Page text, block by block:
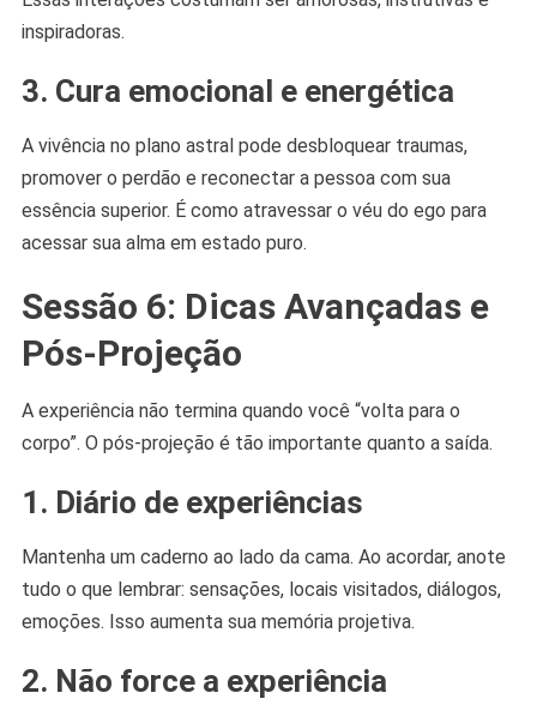
inspiradoras.
3. Cura emocional e energética
A vivência no plano astral pode desbloquear traumas,
promover o perdão e reconectar a pessoa com sua
essência superior. É como atravessar o véu do ego para
acessar sua alma em estado puro.
Sessão 6: Dicas Avançadas e
Pós-Projeção
A experiência não termina quando você “volta para o
corpo”. O pós-projeção é tão importante quanto a saída.
1. Diário de experiências
Mantenha um caderno ao lado da cama. Ao acordar, anote
tudo o que lembrar: sensações, locais visitados, diálogos,
emoções. Isso aumenta sua memória projetiva.
2. Não force a experiência